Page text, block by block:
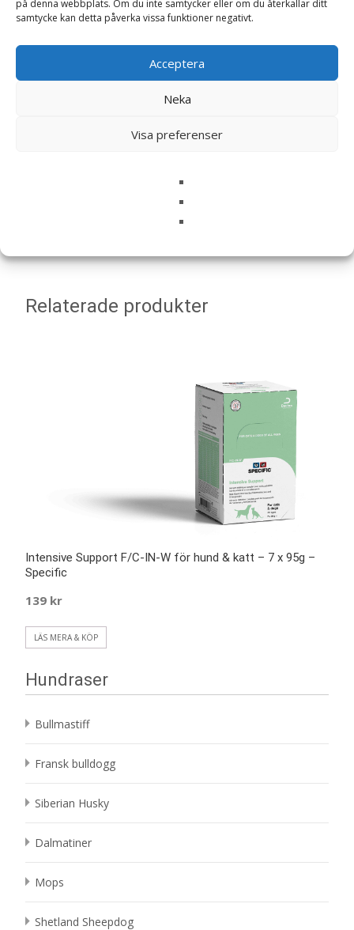
på denna webbplats. Om du inte samtycker eller om du återkallar ditt
samtycke kan detta påverka vissa funktioner negativt.
Acceptera
Neka
Visa preferenser
denna webbläsare till nästa gång jag skriver en
Relaterade produkter
Intensive Support F/C-IN-W för hund & katt – 7 x 95g –
Specific
139 kr
LÄS MERA & KÖP
Hundraser
Bullmastiff
Fransk bulldogg
Siberian Husky
Dalmatiner
Mops
Shetland Sheepdog